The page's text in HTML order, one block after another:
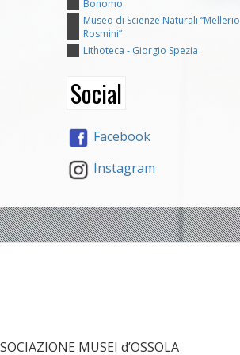
Bonomo
Museo di Scienze Naturali “Mellerio
Rosmini”
Lithoteca - Giorgio Spezia
Social
Facebook
Instagram
MUSEI d’OSSOLA